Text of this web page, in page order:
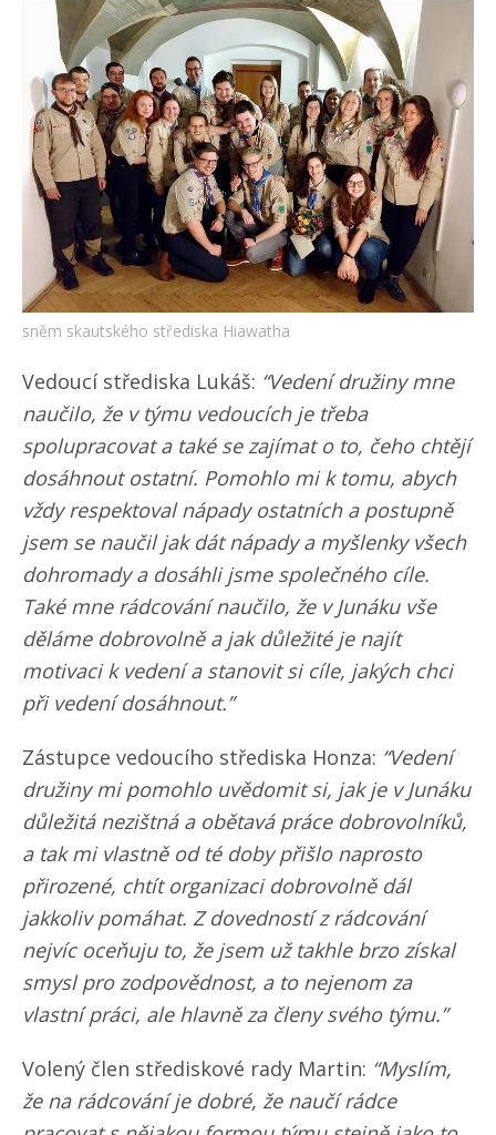
sněm skautského střediska Hiawatha
Vedoucí střediska Lukáš: “Vedení družiny mne
naučilo, že v týmu vedoucích je třeba
spolupracovat a také se zajímat o to, čeho chtějí
dosáhnout ostatní. Pomohlo mi k tomu, abych
vždy respektoval nápady ostatních a postupně
jsem se naučil jak dát nápady a myšlenky všech
dohromady a dosáhli jsme společného cíle.
Také mne rádcování naučilo, že v Junáku vše
děláme dobrovolně a jak důležité je najít
motivaci k vedení a stanovit si cíle, jakých chci
při vedení dosáhnout.”
Zástupce vedoucího střediska Honza: “Vedení
družiny mi pomohlo uvědomit si, jak je v Junáku
důležitá nezištná a obětavá práce dobrovolníků,
a tak mi vlastně od té doby přišlo naprosto
přirozené, chtít organizaci dobrovolně dál
jakkoliv pomáhat. Z dovedností z rádcování
nejvíc oceňuju to, že jsem už takhle brzo získal
smysl pro zodpovědnost, a to nejenom za
vlastní práci, ale hlavně za členy svého týmu.”
Volený člen střediskové rady Martin: “Myslím,
že na rádcování je dobré, že naučí rádce